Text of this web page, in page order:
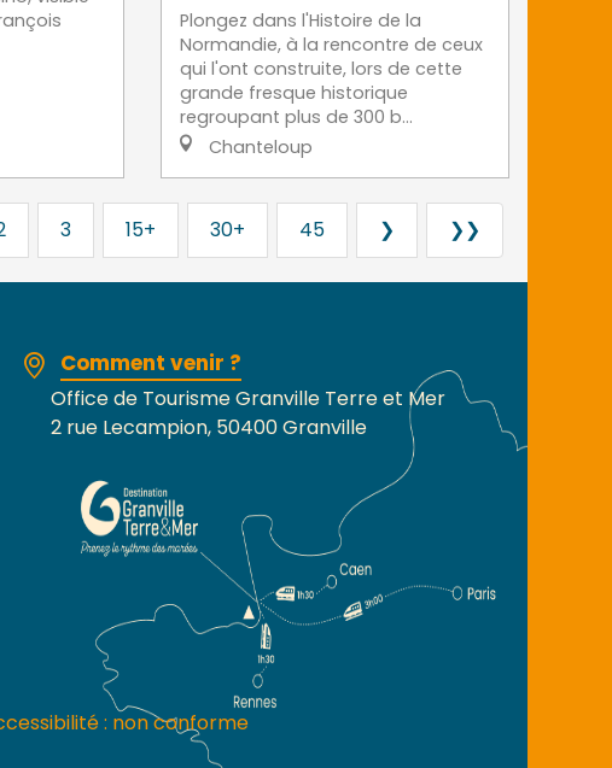
Plongez dans l'Histoire de la
Normandie, à la rencontre de ceux
qui l'ont construite, lors de cette
grande fresque historique
regroupant plus de 300 b...
Chanteloup
3 15+ 30+ 45 ❯ ❯❯
Comment venir ?
Office de Tourisme Granville Terre et Mer
2 rue Lecampion, 50400 Granville
: non conforme